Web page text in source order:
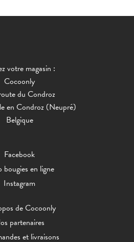
votre magasin :
Cocoonly
du Condroz
en Condroz (Neupré)
Belgique
Facebook
bougies en ligne
Instagram
de Cocoonly
partenaires
et livraisons